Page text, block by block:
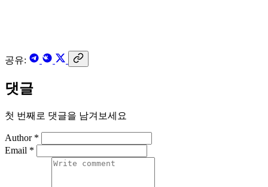
공유:
댓글
첫 번째로 댓글을 남겨보세요
Author *
Email *